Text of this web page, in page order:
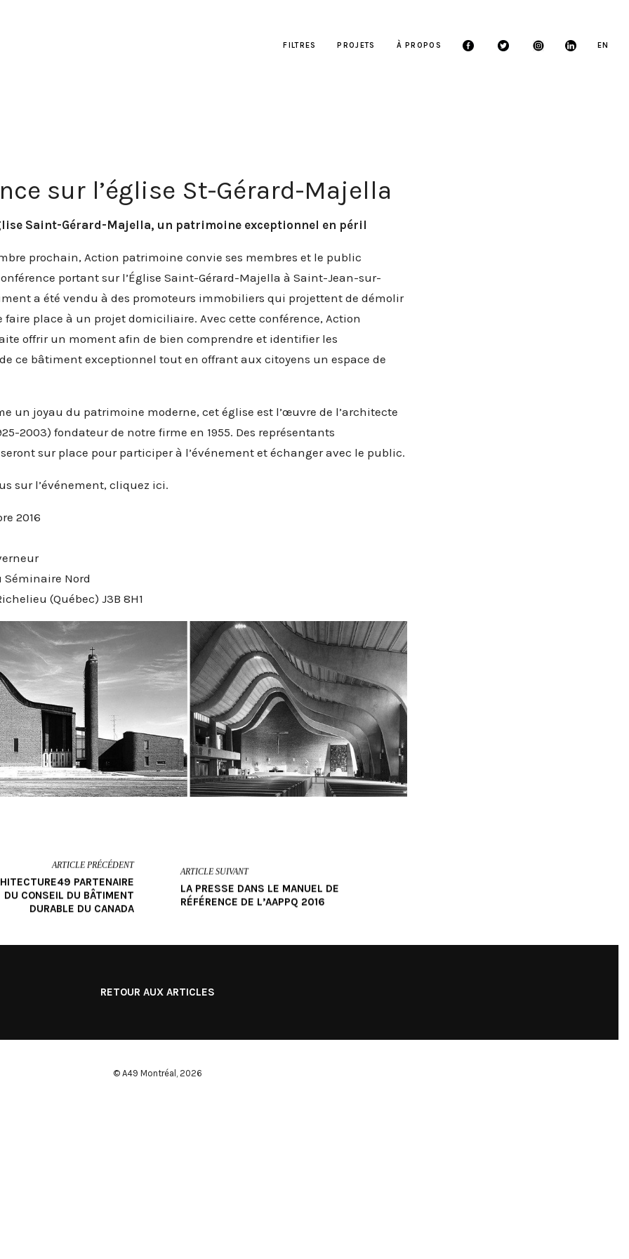
PROJETS À PROPOS EN
FILTRES
sur l’église St-Gérard-Majella
Saint-Gérard-Majella, un patrimoine exceptionnel en péril
prochain, Action patrimoine convie ses membres et le public
portant sur l’Église Saint-Gérard-Majella à Saint-Jean-sur-
a été vendu à des promoteurs immobiliers qui projettent de démolir
faire place à un projet domiciliaire. Avec cette conférence, Action
offrir un moment afin de bien comprendre et identifier les
ce bâtiment exceptionnel tout en offrant aux citoyens un espace de
un joyau du patrimoine moderne, cet église est l’œuvre de l’architecte
2003) fondateur de notre firme en 1955. Des représentants
sur place pour participer à l’événement et échanger avec le public.
sur l’événement, cliquez ici.
2016
Séminaire Nord
(Québec) J3B 8H1
ARTICLE PRÉCÉDENT
PARTENAIRE
DU CONSEIL DU BÂTIMENT
DURABLE DU CANADA
ARTICLE SUIVANT
LA PRESSE DANS LE MANUEL DE
RÉFÉRENCE DE L’AAPPQ 2016
RETOUR AUX ARTICLES
© A49 Montréal, 2026